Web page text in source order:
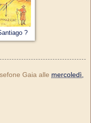
?
Gaia alle mercoledì,